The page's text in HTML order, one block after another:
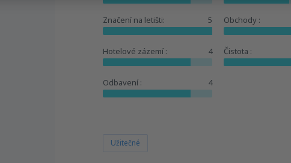
Značení na letišti: 5 Obchody :
Hotelové zázemí : 4 Čistota :
Odbavení : 4
Užitečné